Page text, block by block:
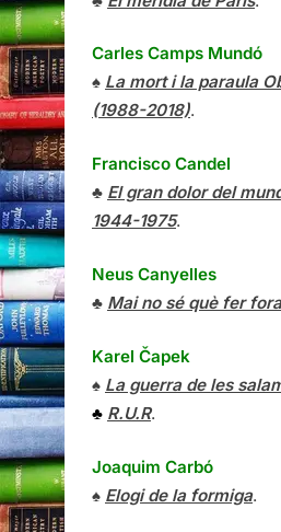
Carles Camps Mundó
♠ La mort i la paraula
(1988-2018).
Francisco Candel
♣ El gran dolor del
1944-1975.
Neus Canyelles
♣ Mai no sé què fer
Karel Čapek
♠ La guerra de les
♣ R.U.R.
Joaquim Carbó
♠ Elogi de la formiga.